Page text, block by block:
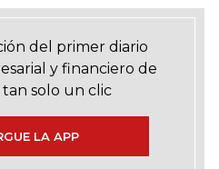
del primer diario
y financiero de
tan solo un clic
LA APP